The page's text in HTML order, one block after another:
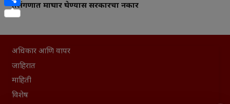
तेलंगणात माघार घेण्यास सरकारचा नकार
अधिकार आणि वापर
जाहिरात
माहिती
विशेष
Share